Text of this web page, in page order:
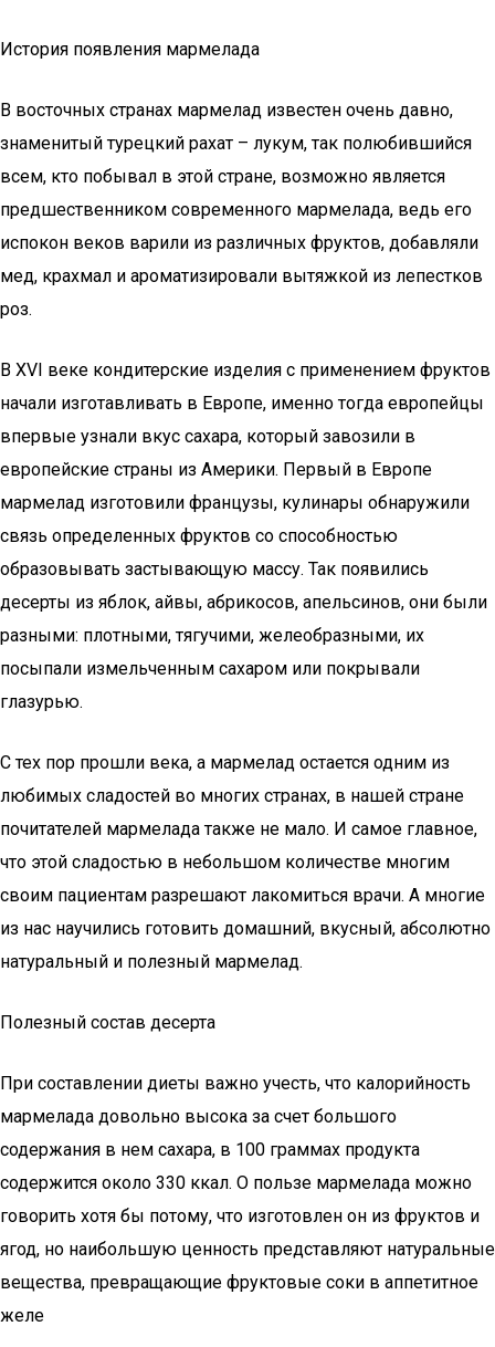
История появления мармелада
В восточных странах мармелад известен очень давно,
знаменитый турецкий рахат – лукум, так полюбившийся
всем, кто побывал в этой стране, возможно является
предшественником современного мармелада, ведь его
испокон веков варили из различных фруктов, добавляли
мед, крахмал и ароматизировали вытяжкой из лепестков
роз.
В XVI веке кондитерские изделия с применением фруктов
начали изготавливать в Европе, именно тогда европейцы
впервые узнали вкус сахара, который завозили в
европейские страны из Америки. Первый в Европе
мармелад изготовили французы, кулинары обнаружили
связь определенных фруктов со способностью
образовывать застывающую массу. Так появились
десерты из яблок, айвы, абрикосов, апельсинов, они были
разными: плотными, тягучими, желеобразными, их
посыпали измельченным сахаром или покрывали
глазурью.
С тех пор прошли века, а мармелад остается одним из
любимых сладостей во многих странах, в нашей стране
почитателей мармелада также не мало. И самое главное,
что этой сладостью в небольшом количестве многим
своим пациентам разрешают лакомиться врачи. А многие
из нас научились готовить домашний, вкусный, абсолютно
натуральный и полезный мармелад.
Полезный состав десерта
При составлении диеты важно учесть, что калорийность
мармелада довольно высока за счет большого
содержания в нем сахара, в 100 граммах продукта
содержится около 330 ккал. О пользе мармелада можно
говорить хотя бы потому, что изготовлен он из фруктов и
ягод, но наибольшую ценность представляют натуральные
вещества, превращающие фруктовые соки в аппетитное
желе